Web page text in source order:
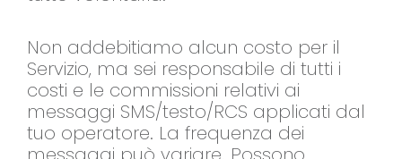
Non addebitiamo alcun costo per il
Servizio, ma sei responsabile di tutti i
costi e le commissioni relativi ai
messaggi SMS/testo/RCS applicati dal
tuo operatore. La frequenza dei